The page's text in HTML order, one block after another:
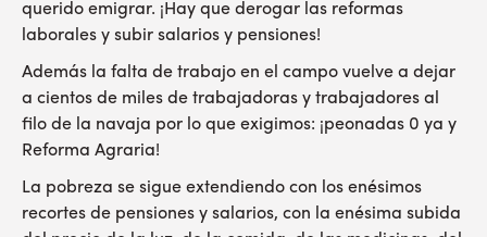
querido emigrar. ¡Hay que derogar las reformas
laborales y subir salarios y pensiones!
Además la falta de trabajo en el campo vuelve a dejar
a cientos de miles de trabajadoras y trabajadores al
filo de la navaja por lo que exigimos: ¡peonadas 0 ya y
Reforma Agraria!
La pobreza se sigue extendiendo con los enésimos
recortes de pensiones y salarios, con la enésima subida